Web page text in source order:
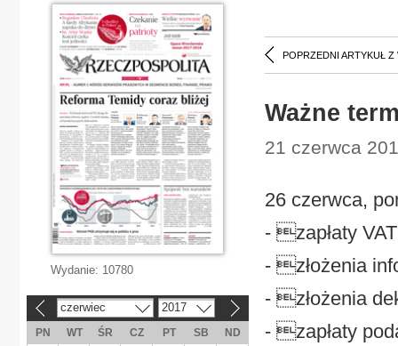
POPRZEDNI ARTYKUŁ Z
Ważne
21 czerwca
26 czerwca,
- zapłaty
- złożenia
- złożenia
- zapłaty
Wydanie: 10780
czerwiec 2017
PN WT ŚR CZ PT SB
ND